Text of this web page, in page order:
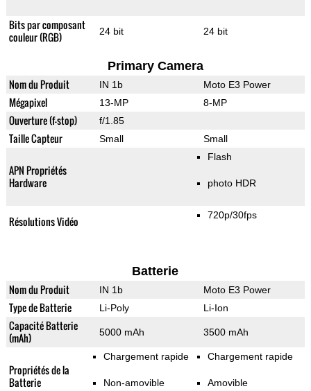
Bits par composant
couleur (RGB)
24 bit 24 bit
Primary Camera
Nom du Produit IN 1b Moto E3 Power
Mégapixel 13-MP 8-MP
Ouverture (f-stop) f/1.85
Taille Capteur Small Small
APN Propriétés
Hardware
Flash
photo HDR
Résolutions Vidéo 720p/30fps
Batterie
Nom du Produit IN 1b Moto E3 Power
Type de Batterie Li-Poly Li-Ion
Capacité Batterie
(mAh)
5000 mAh 3500 mAh
Propriétés de la
Batterie
Chargement rapide
Non-amovible
Chargement rapide
Amovible